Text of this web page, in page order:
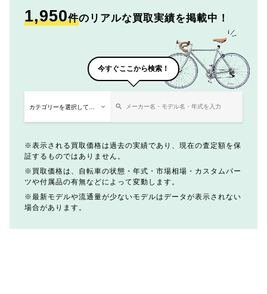
1,950件のリアルな買取実績を掲載中！
今すぐここから検索！
表示される買取価格は過去の実績であり、現在の査定額を保
証するものではありません。
買取価格は、自転車の状態・年式・市場相場・カスタムパー
ツや付属品の有無などによって変動します。
最新モデルや流通量が少ないモデルはデータが表示されない
場合があります。